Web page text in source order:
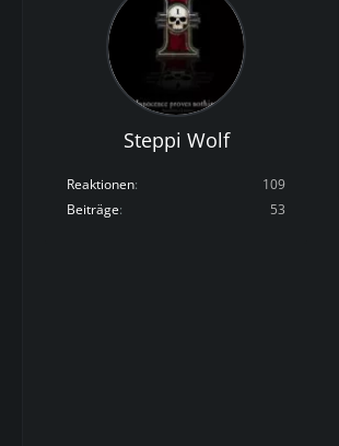
Steppi Wolf
Reaktionen
109
Beiträge
53